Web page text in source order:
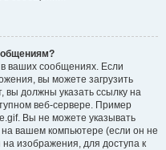
ваших сообщениях. Если
вы можете загрузить
должны указать ссылку на
веб-сервере. Пример
Вы не можете указывать
вашем компьютере (если он не
изображения, для доступа к